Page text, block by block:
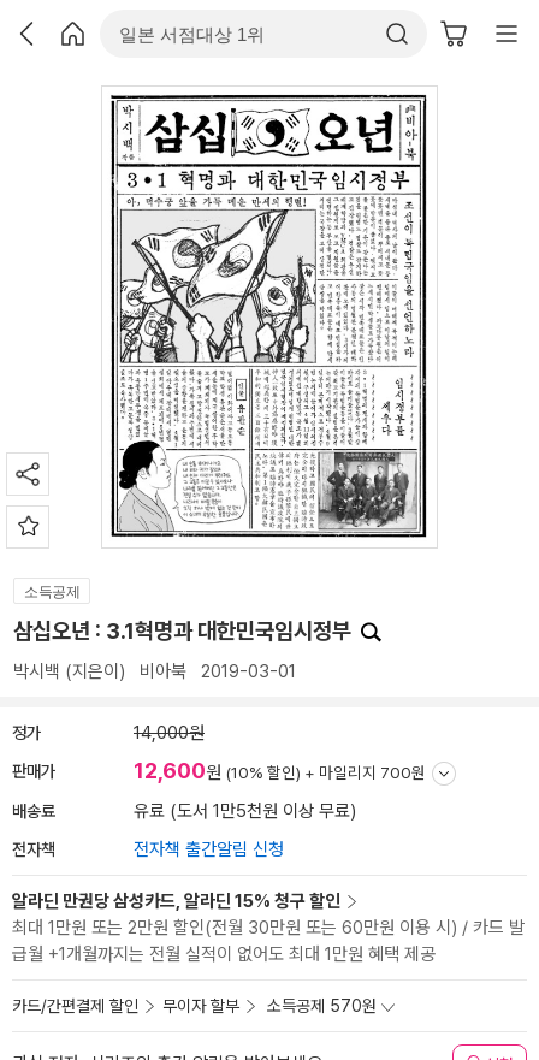
소득공제
삼십오년 : 3.1혁명과 대한민국임시정부
박시백 (지은이) 비아북 2019-03-01
정가 14,000원
판매가 12,600원 (10% 할인) + 마일리지 700원
배송료 유료 (도서 1만5천원 이상 무료)
전자책 전자책 출간알림 신청
알라딘 만권당 삼성카드, 알라딘 15% 청구 할인
최대 1만원 또는 2만원 할인(전월 30만원 또는 60만원 이용 시) / 카드 발
급월 +1개월까지는 전월 실적이 없어도 최대 1만원 혜택 제공
카드/간편결제 할인 무이자 할부 소득공제 570원